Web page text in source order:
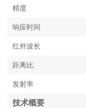
精度
响应时间
红外波长
距离比
发射率
技术概要